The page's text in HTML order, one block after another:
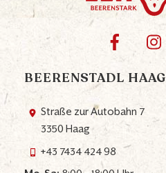
BEERENSTADL HAAG
Straße zur Autobahn 7
3350 Haag
+43 7434 424 98